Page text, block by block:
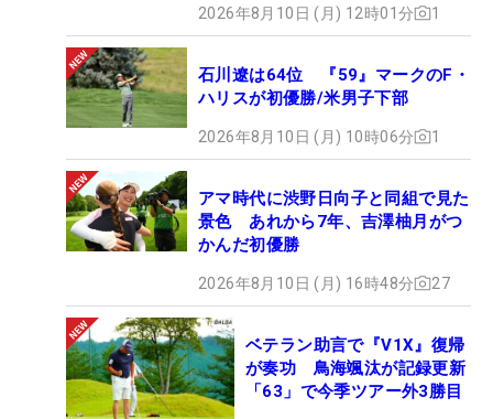
2026年8月10日 (月) 12時01分 1
石川遼は64位 『59』マークのF・
ハリスが初優勝/米男子下部
2026年8月10日 (月) 10時06分 1
アマ時代に渋野日向子と同組で見た
景色 あれから7年、吉澤柚月がつ
かんだ初優勝
2026年8月10日 (月) 16時48分 27
ベテラン助言で『V1X』復帰
が奏功 鳥海颯汰が記録更新
「63」で今季ツアー外3勝目